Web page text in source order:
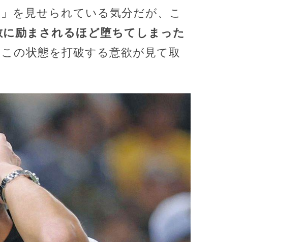
を見せられている気分だが、こ
に励まされるほど堕ちてしまった
の状態を打破する意欲が見て取